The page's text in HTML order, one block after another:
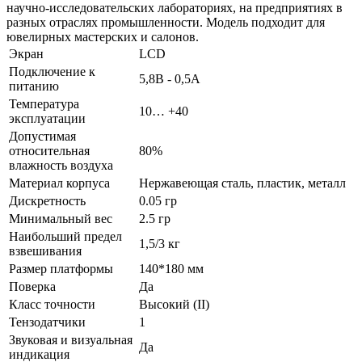
научно-исследовательских лабораториях, на предприятиях в
разных отраслях промышленности. Модель подходит для
ювелирных мастерских и салонов.
Экран
LCD
Подключение к
питанию
5,8В - 0,5А
Температура
эксплуатации
10… +40
Допустимая
относительная
влажность воздуха
80%
Материал корпуса
Нержавеющая сталь, пластик, металл
Дискретность
0.05 гр
Минимальный вес
2.5 гр
Наибольший предел
взвешивания
1,5/3 кг
Размер платформы
140*180 мм
Поверка
Да
Класс точности
Высокий (II)
Тензодатчики
1
Звуковая и визуальная
индикация
Да